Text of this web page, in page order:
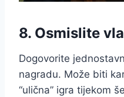
8. Osmislite
Dogovorite
nagradu. Može biti
“ulična” igra tijekom